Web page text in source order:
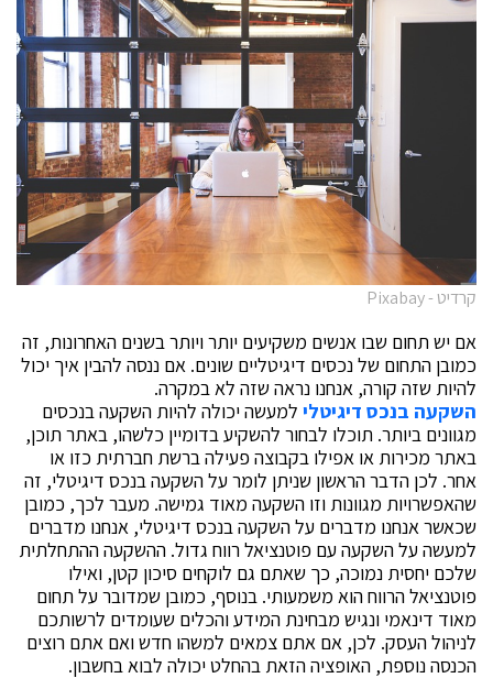
קרדיט - Pixabay
אם יש תחום שבו אנשים משקיעים יותר ויותר בשנים האחרונות, זה
כמובן התחום של נכסים דיגיטליים שונים. אם ננסה להבין איך יכול
להיות שזה קורה, אנחנו נראה שזה לא במקרה.
השקעה בנכס דיגיטלי למעשה יכולה להיות השקעה בנכסים
מגוונים ביותר. תוכלו לבחור להשקיע בדומיין כלשהו, באתר תוכן,
באתר מכירות או אפילו בקבוצה פעילה ברשת חברתית כזו או
אחר. לכן הדבר הראשון שניתן לומר על השקעה בנכס דיגיטלי, זה
שהאפשרויות מגוונות וזו השקעה מאוד גמישה. מעבר לכך, כמובן
שכאשר אנחנו מדברים על השקעה בנכס דיגיטלי, אנחנו מדברים
למעשה על השקעה עם פוטנציאל רווח גדול. ההשקעה ההתחלתית
שלכם יחסית נמוכה, כך שאתם גם לוקחים סיכון קטן, ואילו
פוטנציאל הרווח הוא משמעותי. בנוסף, כמובן שמדובר על תחום
מאוד דינאמי ונגיש מבחינת המידע והכלים שעומדים לרשותכם
לניהול העסק. לכן, אם אתם צמאים למשהו חדש ואם אתם רוצים
הכנסה נוספת, האופציה הזאת בהחלט יכולה לבוא בחשבון.